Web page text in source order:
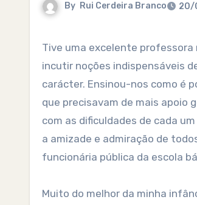
By Rui Cerdeira Branco 20/
Tive uma excelente professora no 1º ciclo do básico, então escola primária. A professora Manuela soube-me
incutir noções indispensáveis
carácter. Ensinou-nos como é
que precisavam de mais apoio
com as dificuldades de cada
a amizade e admiração de
funcionária pública da escola
Muito do melhor da minha